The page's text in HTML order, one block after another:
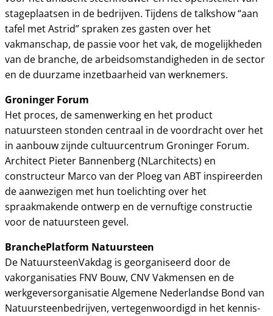
stageplaatsen in de bedrijven. Tijdens de talkshow “aan
tafel met Astrid” spraken zes gasten over het
vakmanschap, de passie voor het vak, de mogelijkheden
van de branche, de arbeidsomstandigheden in de sector
en de duurzame inzetbaarheid van werknemers.
Groninger Forum
Het proces, de samenwerking en het product
natuursteen stonden centraal in de voordracht over het
in aanbouw zijnde cultuurcentrum Groninger Forum.
Architect Pieter Bannenberg (NLarchitects) en
constructeur Marco van der Ploeg van ABT inspireerden
de aanwezigen met hun toelichting over het
spraakmakende ontwerp en de vernuftige constructie
voor de natuursteen gevel.
BranchePlatform Natuursteen
De NatuursteenVakdag is georganiseerd door de
vakorganisaties FNV Bouw, CNV Vakmensen en de
werkgeversorganisatie Algemene Nederlandse Bond van
Natuursteenbedrijven, vertegenwoordigd in het kennis-